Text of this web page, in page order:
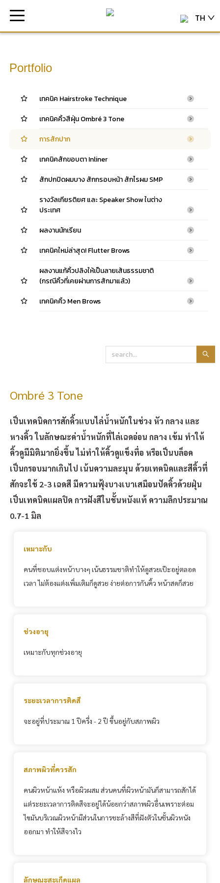
TH
Portfolio
เทคนิค Hairstroke Technique
เทคนิคคิ้วสีฝุ่น Ombré 3 Tone
การสักปาก
เทคนิคสักขอบตา Inliner
สักปกปิดผมบาง สักกรอบหน้า สักไรผม SMP
รางวัลเกียรติยศ และ Speaker Show ในต่าง
ประเทศ
ผลงานนักเรียน
เทคนิคใหม่ล่าสุด! Flutter Brows
ผลงานแก้คิ้วปลิงให้เป็นลายเส้นธรรมชาติ
(กรณีคิ้วที่เคยผ่านการสักมาแล้ว)
เทคนิคคิ้ว Men Brows
Ombré 3 Tone
เป็นเทคนิคการสักคิ้วแบบไล่น้ำหนักในช่วง หัว กลาง และ
หางคิ้ว ในลักษณะค่าน้ำหนักที่ไล่เฉดอ่อน กลาง เข้ม ทำให้
คิ้วดูมีมิติมากยิ่งขึ้น ไม่ทำให้คิ้วดูแข็งทื่อ หรือเป็นบล็อค
เป็นกรอบมากเกินไป เน้นความละมุน ด้วยเทคนิคและสีคิ้วที่
สักจะใช้ 2-3 เฉดสี มีความฟุ้งบางเบาเสมือนปัดคิ้วด้วยฝุ่น
เป็นเทคนิคแผลปิด การฝังสีในชั้นหนังแท้ ความลึกประมาณ
0.7-1 มิล
เหมาะกับ
คนที่ชอบแต่งหน้าบางๆ เน้นธรรมชาติทำให้ดูสวยเป๊ะอยู่ตลอด
เวลา ไม่ต้องแต่งเพิ่มเติมก็ดูสวย ง่ายต่อการกันคิ้ว หน้าสดก็สวย
ช่วงอายุ
เหมาะกับทุกช่วงอายุ
ระยะเวลาการติดสี
จะอยู่ที่ประมาณ 1 ปีครึ่ง - 2 ปี ขึ้นอยู่กับสภาพผิว
สภาพผิวที่ควรสัก
คนผิวหน้าแห้ง หรือผิวผสม ส่วนคนที่ผิวหน้ามันก็สามารถสักได้
แต่ระยะเวลาการติดสีจะอยู่ได้น้อยกว่าสภาพผิวอื่นเพราะต่อม
ไขมันบริเวณผิวหน้ามีส่วนในการชะล้างสีที่ฝังตัวในชั้นผิวหนัง
ออกมา ทำให้สีจางไว
ลักษณะสะเก็ดแผล